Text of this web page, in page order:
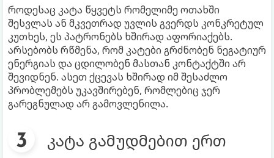
როდესაც კატა წყვეტს რომელიმე ოთახში
შესვლას ან მკვეთრად უვლის გვერდს კონკრეტულ
კუთხეს, ეს პატრონებს ხშირად აფორიაქებს.
არსებობს რწმენა, რომ კატები გრძნობენ ნეგატიურ
ენერგიას და ცდილობენ მასთან კონტაქტში არ
შევიდნენ. ასეთ ქცევას ხშირად იმ შესაძლო
პრობლემებს უკავშირებენ, რომლებიც ჯერ
გარეგნულად არ გამოვლენილა.
კატა გამუდმებით ერთ